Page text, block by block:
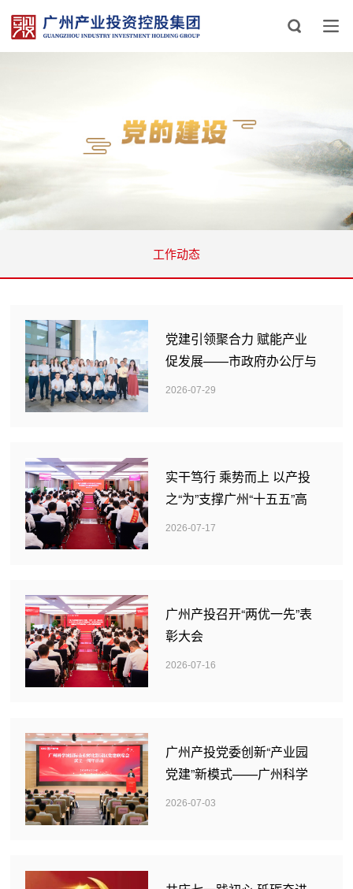
工作动态
党建引领聚合力 赋能产业
促发展——市政府办公厅与
广州产投开展实地调研暨支
2026-07-29
实干笃行 乘势而上 以产投
之“为”支撑广州“十五五”高
质量发展之“进”——广州产
2026-07-17
广州产投召开“两优一先”表
彰大会
2026-07-16
广州产投党委创新“产业园
党建”新模式——广州科学
城国际企业孵化器园区党建
2026-07-03